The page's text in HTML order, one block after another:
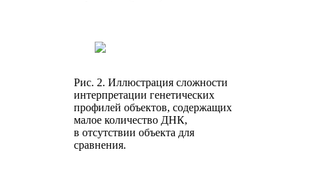
Рис. 2. Иллюстрация сложности
интерпретации генетических
профилей объектов, содержащих
малое количество ДНК,
в отсутствии объекта для
сравнения.